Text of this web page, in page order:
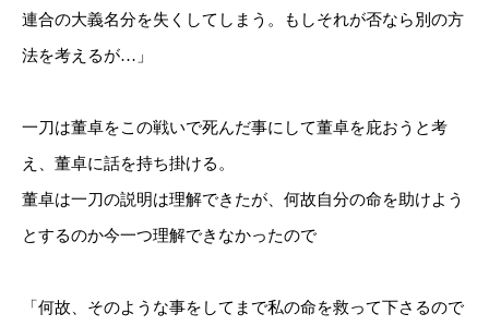
連合の大義名分を失くしてしまう。もしそれが否なら別の方
法を考えるが…」
一刀は董卓をこの戦いで死んだ事にして董卓を庇おうと考
え、董卓に話を持ち掛ける。
董卓は一刀の説明は理解できたが、何故自分の命を助けよう
とするのか今一つ理解できなかったので
「何故、そのような事をしてまで私の命を救って下さるので